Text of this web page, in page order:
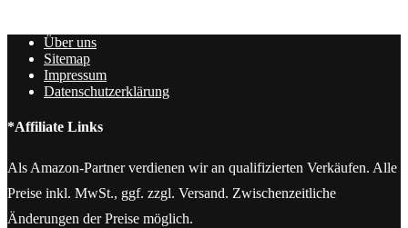
Über uns
Sitemap
Impressum
Datenschutzerklärung
*Affiliate Links
Als Amazon-Partner verdienen wir an qualifizierten Verkäufen. Alle
Preise inkl. MwSt., ggf. zzgl. Versand. Zwischenzeitliche
Änderungen der Preise möglich.